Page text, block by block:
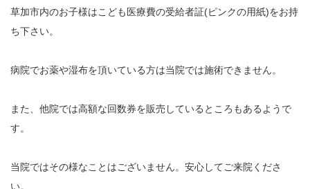
草加市内のお子様はこども医療費の受給者証(ピンクの用紙)をお持
ち下さい。
病院でお薬や湿布を頂いている方は当院では施術できません。
また、他院では高額な回数券を販売しているところもあるようで
す。
当院ではその様なことはございません。安心してご来院くださ
い。